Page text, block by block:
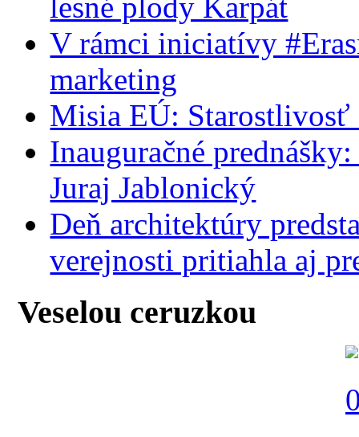
V rámci iniciatívy
marketing
Misia EÚ:
Inauguračné
Juraj Jablonický
Deň architektúry
verejnosti pritiahla aj
Veselou ceruzkou